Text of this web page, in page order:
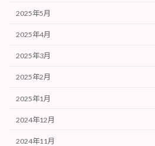
2025年5月
2025年4月
2025年3月
2025年2月
2025年1月
2024年12月
2024年11月